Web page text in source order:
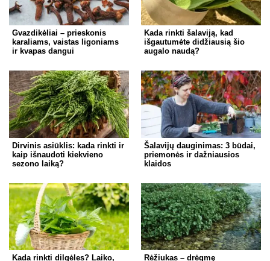
Gvazdikėliai – prieskonis
karaliams, vaistas ligoniams
ir kvapas dangui
Kada rinkti šalaviją, kad
išgautumėte didžiausią šio
augalo naudą?
Dirvinis asiūklis: kada rinkti ir
kaip išnaudoti kiekvieno
sezono laiką?
Šalavijų dauginimas: 3 būdai,
priemonės ir dažniausios
klaidos
Kada rinkti dilgėles? Laiko,
Rėžiukas – drėgmę